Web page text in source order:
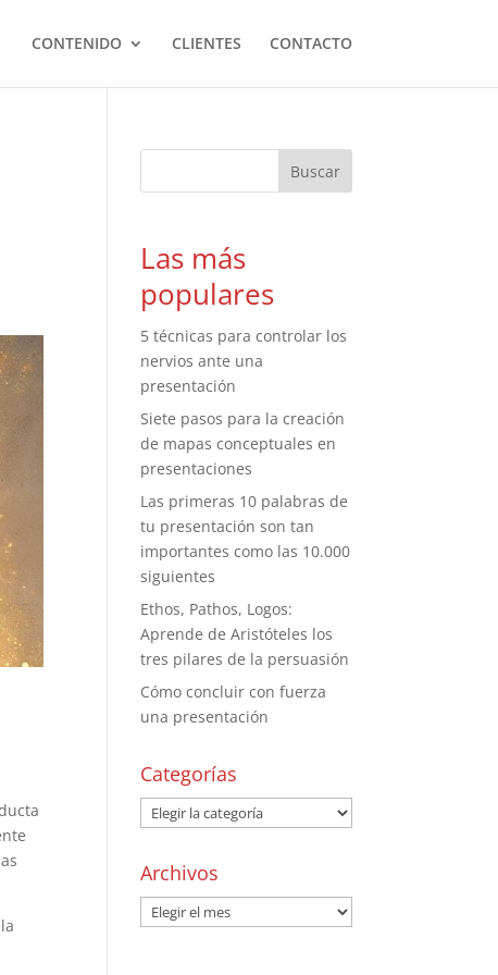
CONTENIDO CLIENTES CONTACTO
Las más
populares
5 técnicas para controlar los
nervios ante una
presentación
Siete pasos para la creación
de mapas conceptuales en
presentaciones
Las primeras 10 palabras de
tu presentación son tan
importantes como las 10.000
siguientes
Ethos, Pathos, Logos:
Aprende de Aristóteles los
tres pilares de la persuasión
Cómo concluir con fuerza
una presentación
Categorías
Archivos